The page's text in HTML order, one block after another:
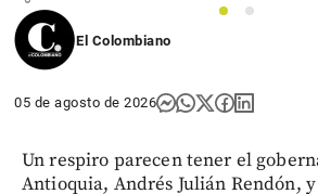
1
2
El Colombiano
05 de agosto de 2026
Un respiro parecen tener el
Antioquia, Andrés Julián Rendón,